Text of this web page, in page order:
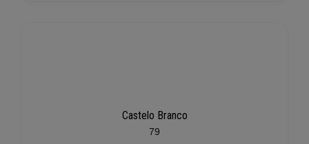
Castelo Branco
79